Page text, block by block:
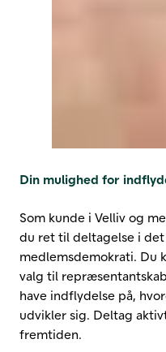
Din mulighed for
Som kunde i Velliv og
du ret til deltagelse i
medlemsdemokrati. Du
valg til
have indflydelse på,
udvikler sig. Deltag
fremtiden.